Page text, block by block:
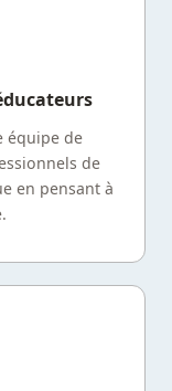
équipe de
de
en pensant à